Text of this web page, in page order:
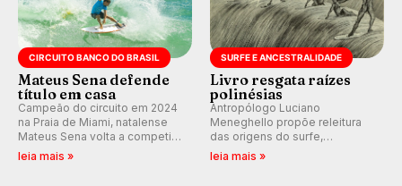
CIRCUITO BANCO DO BRASIL
Mateus Sena defende
título em casa
Campeão do circuito em 2024
na Praia de Miami, natalense
Mateus Sena volta a competir
em casa em busca de manter a
leia mais »
SURFE E ANCESTRALIDADE
Livro resgata raízes
polinésias
Antropólogo Luciano
Meneghello propõe releitura
das origens do surfe,
resgatando a cultura polinésia
leia mais »